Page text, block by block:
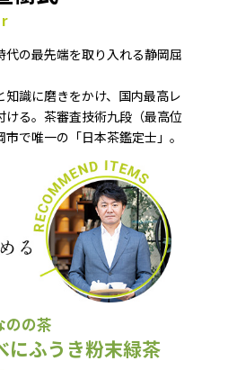
代の最先端を取り入れる静岡屈
識に磨きをかけ、国内最高レ
ける。茶審査技術九段（最高位
で唯一の「日本茶鑑定士」。
のの茶
にふうき粉末緑茶